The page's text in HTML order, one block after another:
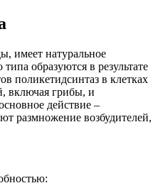
имеет натуральное
образуются в результате
поликетидсинтаз в клетках
включая грибы, и
действие –
размножение возбудителей,